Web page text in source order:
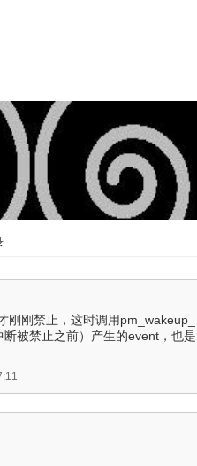
刚禁止，这时调用pm_wakeup_
被禁止之前）产生的event，也是